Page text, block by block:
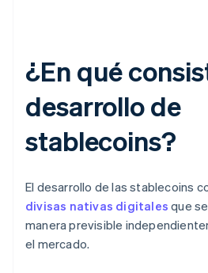
¿En qué
desarrollo de
stablecoins?
El desarrollo de las stablecoins
divisas nativas digitales que
manera previsible
el mercado.